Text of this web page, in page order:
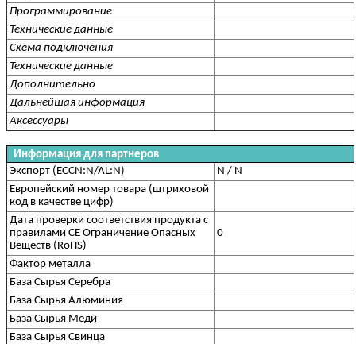
Программирование
Технические данные
Схема подключения
Технические данные
Дополнительно
Дальнейшая информация
Аксессуары
Информация для партнеров
Экспорт (ECCN:N/AL:N)
N / N
Европейский номер товара (штриховой
код в качестве цифр)
Дата проверки соответствия продукта с
правилами CE Ограничение Опасных
Веществ (RoHS)
0
Фактор металла
База Сырья Серебра
База Сырья Алюминия
База Сырья Меди
База Сырья Свинца